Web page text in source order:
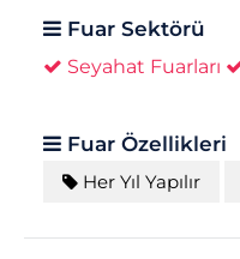
Fuar Sektörü
Seyahat Fuarları
Fuar Özellikleri
Her Yıl Yapılır